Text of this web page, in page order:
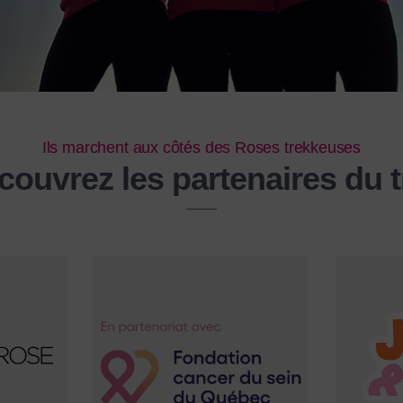
Ils marchent aux côtés des Roses trekkeuses
les partenaires du